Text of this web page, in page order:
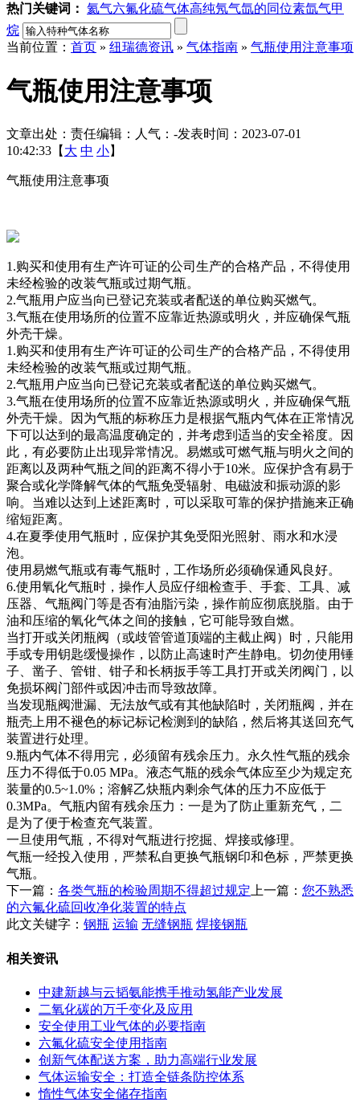
热门关键词： 氦气六氟化硫气体高纯氖气氙的同位素氙气甲
烷
当前位置： 首页 » 纽瑞德资讯 » 气体指南 » 气瓶使用注意事项
气瓶使用注意事项
文章出处： 责任编辑： 人气： -发表时间：2023-07-01
10:42:33【 大 中 小】
气瓶使用注意事项
1.购买和使用有生产许可证的公司生产的合格产品，不得使用
未经检验的改装气瓶或过期气瓶。
2.气瓶用户应当向已登记充装或者配送的单位购买燃气。
3.气瓶在使用场所的位置不应靠近热源或明火，并应确保气瓶
外壳干燥。
1.购买和使用有生产许可证的公司生产的合格产品，不得使用
未经检验的改装气瓶或过期气瓶。
2.气瓶用户应当向已登记充装或者配送的单位购买燃气。
3.气瓶在使用场所的位置不应靠近热源或明火，并应确保气瓶
外壳干燥。因为气瓶的标称压力是根据气瓶内气体在正常情况
下可以达到的最高温度确定的，并考虑到适当的安全裕度。因
此，有必要防止出现异常情况。易燃或可燃气瓶与明火之间的
距离以及两种气瓶之间的距离不得小于10米。应保护含有易于
聚合或化学降解气体的气瓶免受辐射、电磁波和振动源的影
响。当难以达到上述距离时，可以采取可靠的保护措施来正确
缩短距离。
4.在夏季使用气瓶时，应保护其免受阳光照射、雨水和水浸
泡。
使用易燃气瓶或有毒气瓶时，工作场所必须确保通风良好。
6.使用氧化气瓶时，操作人员应仔细检查手、手套、工具、减
压器、气瓶阀门等是否有油脂污染，操作前应彻底脱脂。由于
油和压缩的氧化气体之间的接触，它可能导致自燃。
当打开或关闭瓶阀（或歧管管道顶端的主截止阀）时，只能用
手或专用钥匙缓慢操作，以防止高速时产生静电。切勿使用锤
子、凿子、管钳、钳子和长柄扳手等工具打开或关闭阀门，以
免损坏阀门部件或因冲击而导致故障。
当发现瓶阀泄漏、无法放气或有其他缺陷时，关闭瓶阀，并在
瓶壳上用不褪色的标记标记检测到的缺陷，然后将其送回充气
装置进行处理。
9.瓶内气体不得用完，必须留有残余压力。永久性气瓶的残余
压力不得低于0.05 MPa。液态气瓶的残余气体应至少为规定充
装量的0.5~1.0%；溶解乙炔瓶内剩余气体的压力不应低于
0.3MPa。气瓶内留有残余压力：一是为了防止重新充气，二
是为了便于检查充气装置。
一旦使用气瓶，不得对气瓶进行挖掘、焊接或修理。
气瓶一经投入使用，严禁私自更换气瓶钢印和色标，严禁更换
气瓶。
下一篇： 各类气瓶的检验周期不得超过规定 上一篇： 您不熟悉
的六氟化硫回收净化装置的特点
此文关键字： 钢瓶 运输 无缝钢瓶 焊接钢瓶
相关资讯
中建新越与云韬氨能携手推动氢能产业发展
二氧化碳的万千变化及应用
安全使用工业气体的必要指南
六氟化硫安全使用指南
创新气体配送方案，助力高端行业发展
气体运输安全：打造全链条防控体系
惰性气体安全储存指南